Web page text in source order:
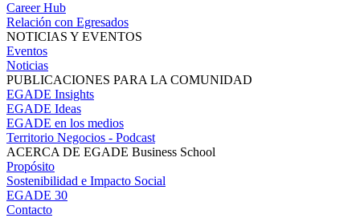
Career Hub
Relación con Egresados
NOTICIAS Y EVENTOS
Eventos
Noticias
PUBLICACIONES PARA LA COMUNIDAD
EGADE Insights
EGADE Ideas
EGADE en los medios
Territorio Negocios - Podcast
ACERCA DE EGADE Business School
Propósito
Sostenibilidad e Impacto Social
EGADE 30
Contacto